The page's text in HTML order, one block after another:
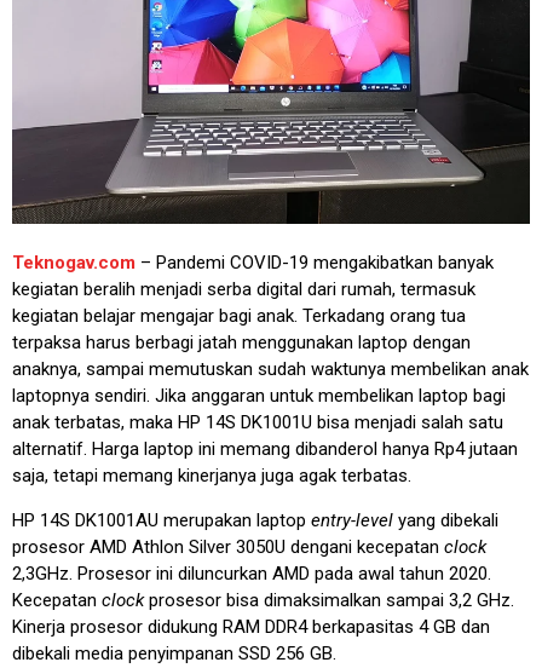
Teknogav.com – Pandemi COVID-19 mengakibatkan banyak
kegiatan beralih menjadi serba digital dari rumah, termasuk
kegiatan belajar mengajar bagi anak. Terkadang orang tua
terpaksa harus berbagi jatah menggunakan laptop dengan
anaknya, sampai memutuskan sudah waktunya membelikan anak
laptopnya sendiri. Jika anggaran untuk membelikan laptop bagi
anak terbatas, maka HP 14S DK1001U bisa menjadi salah satu
alternatif. Harga laptop ini memang dibanderol hanya Rp4 jutaan
saja, tetapi memang kinerjanya juga agak terbatas.
HP 14S DK1001AU merupakan laptop entry-level yang dibekali
prosesor AMD Athlon Silver 3050U dengani kecepatan clock
2,3GHz. Prosesor ini diluncurkan AMD pada awal tahun 2020.
Kecepatan clockprosesor bisa dimaksimalkan sampai 3,2 GHz.
Kinerja prosesor didukung RAM DDR4 berkapasitas 4 GB dan
dibekali media penyimpanan SSD 256 GB.